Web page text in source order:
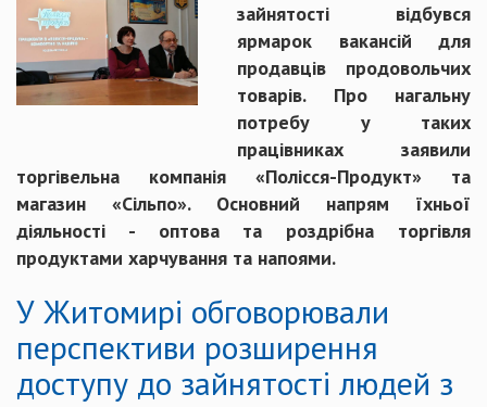
зайнятості відбувся
ярмарок вакансій для
продавців продовольчих
товарів. Про нагальну
потребу у таких
працівниках заявили
торгівельна компанія «Полісся-Продукт» та
магазин «Сільпо». Основний напрям їхньої
діяльності - оптова та роздрібна торгівля
продуктами харчування та напоями.
У Житомирі обговорювали
перспективи розширення
доступу до зайнятості людей з